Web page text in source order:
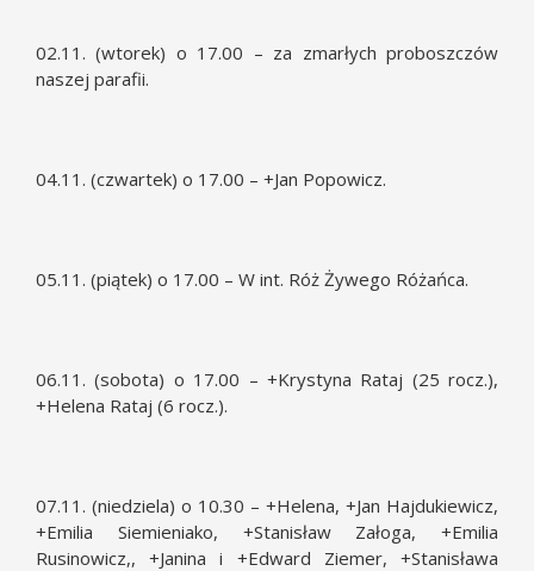
02.11. (wtorek) o 17.00 – za zmarłych proboszczów
naszej parafii.
04.11. (czwartek) o 17.00 – +Jan Popowicz.
05.11. (piątek) o 17.00 – W int. Róż Żywego Różańca.
06.11. (sobota) o 17.00 – +Krystyna Rataj (25 rocz.),
+Helena Rataj (6 rocz.).
07.11. (niedziela) o 10.30 – +Helena, +Jan Hajdukiewicz,
+Emilia Siemieniako, +Stanisław Załoga, +Emilia
Rusinowicz,, +Janina i +Edward Ziemer, +Stanisława